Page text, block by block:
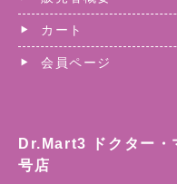
カート
会員ページ
Dr.Mart3 ドクター・
号店